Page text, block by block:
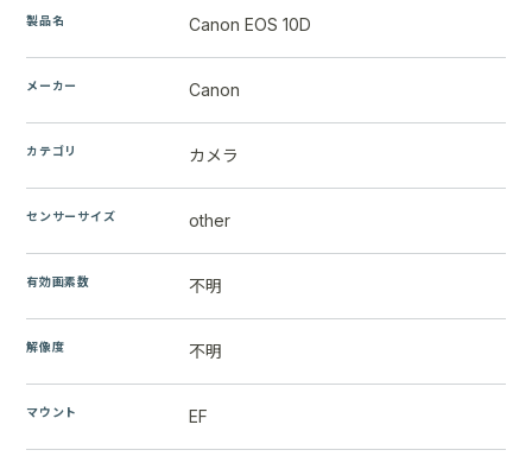
製品名 Canon EOS 10D
メーカー Canon
カテゴリ カメラ
センサーサイズ other
有効画素数 不明
解像度 不明
マウント EF